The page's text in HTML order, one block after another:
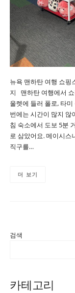
뉴욕 맨하탄 여행 쇼핑
지 맨하탄 여행에서
울렛에 들러 폴로, 타
번에는 시간이 많지 않
침 숙소에서 도보 5분
로 삼았어요. 메이시스
직구를…
더 보기
검색
카테고리